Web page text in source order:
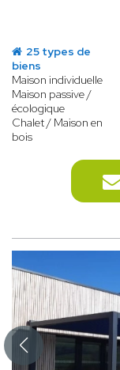
25 types de
biens
Maison individuelle
Maison passive /
écologique
Chalet / Maison en
bois